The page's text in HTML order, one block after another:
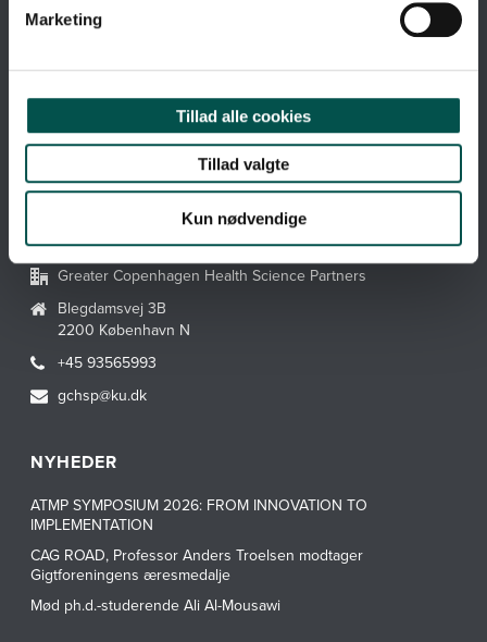
Marketing
Tillad alle cookies
Tillad valgte
Kun nødvendige
Webtilgængelighedserklæring
Greater Copenhagen Health Science Partners
Blegdamsvej 3B
2200 København N
+45 93565993
gchsp@ku.dk
NYHEDER
ATMP SYMPOSIUM 2026: FROM INNOVATION TO
IMPLEMENTATION
CAG ROAD, Professor Anders Troelsen modtager
Gigtforeningens æresmedalje
Mød ph.d.-studerende Ali Al-Mousawi